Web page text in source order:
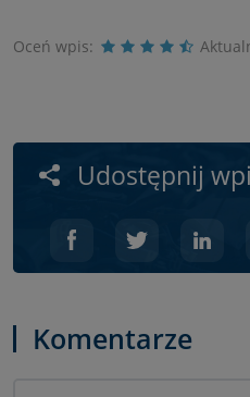
Oceń wpis:
Udostępnij
Komentarze